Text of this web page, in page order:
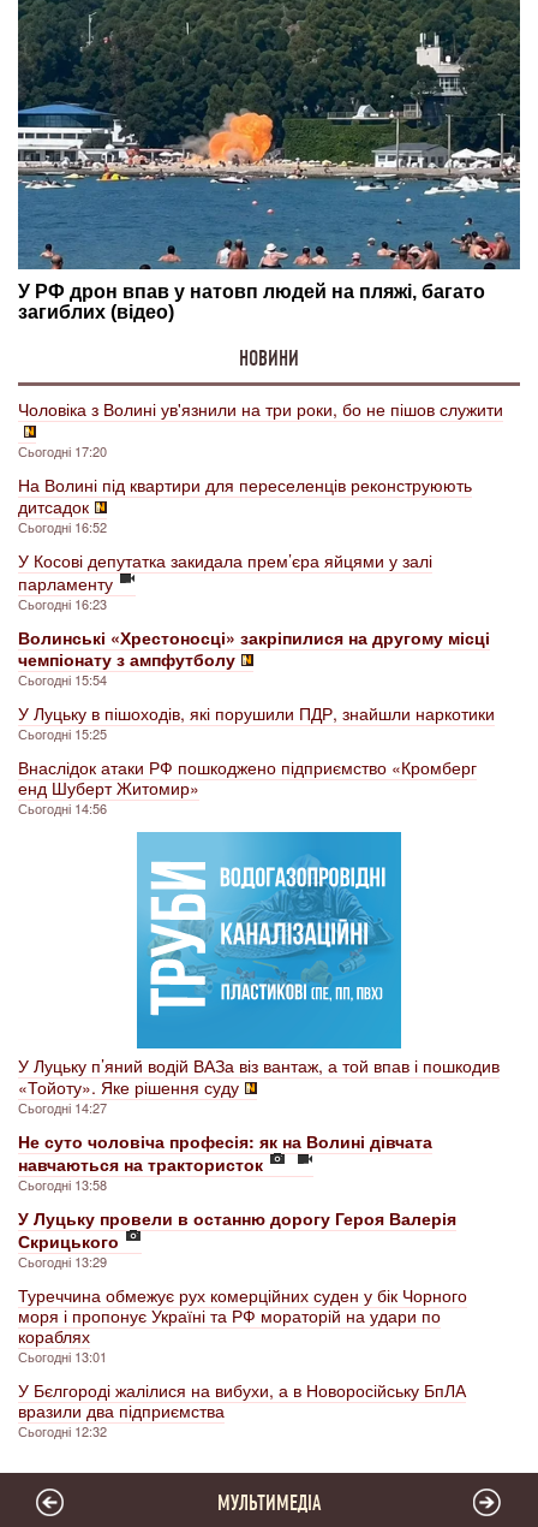
НОВИНИ
Чоловіка з Волині ув'язнили на три роки, бо не пішов служити
Сьогодні 17:20
На Волині під квартири для переселенців реконструюють
дитсадок
Сьогодні 16:52
У Косові депутатка закидала прем’єра яйцями у залі
парламенту
Сьогодні 16:23
Волинські «Хрестоносці» закріпилися на другому місці
чемпіонату з ампфутболу
Сьогодні 15:54
У Луцьку в пішоходів, які порушили ПДР, знайшли наркотики
Сьогодні 15:25
Внаслідок атаки РФ пошкоджено підприємство «Кромберг
енд Шуберт Житомир»
Сьогодні 14:56
У Луцьку п’яний водій ВАЗа віз вантаж, а той впав і пошкодив
«Тойоту». Яке рішення суду
Сьогодні 14:27
Не суто чоловіча професія: як на Волині дівчата
навчаються на трактористок
Сьогодні 13:58
У Луцьку провели в останню дорогу Героя Валерія
Скрицького
Сьогодні 13:29
Туреччина обмежує рух комерційних суден у бік Чорного
моря і пропонує Україні та РФ мораторій на удари по
кораблях
Сьогодні 13:01
У Бєлгороді жалілися на вибухи, а в Новоросійську БпЛА
вразили два підприємства
Сьогодні 12:32
МУЛЬТИМЕДІА